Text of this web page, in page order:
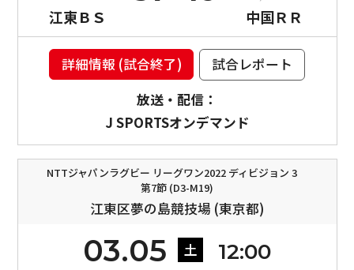
江東ＢＳ 中国ＲＲ
詳細情報 (試合終了)
試合レポート
放送・配信：
J SPORTSオンデマンド
NTTジャパンラグビー リーグワン2022 ディビジョン 3
第7節 (D3-M19)
江東区夢の島競技場 (東京都)
03.05 土 12:00